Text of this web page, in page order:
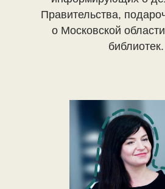
Правительства,
о Московской
библиотек.